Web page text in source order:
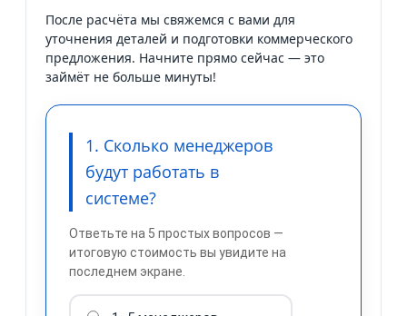
После расчёта мы свяжемся с вами для
уточнения деталей и подготовки коммерческого
предложения. Начните прямо сейчас — это
займёт не больше минуты!
1. Сколько менеджеров
будут работать в
системе?
Ответьте на 5 простых вопросов —
итоговую стоимость вы увидите на
последнем экране.